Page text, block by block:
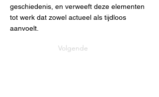
geschiedenis, en verweeft deze elementen
tot werk dat zowel actueel als tijdloos
aanvoelt.
Volgende